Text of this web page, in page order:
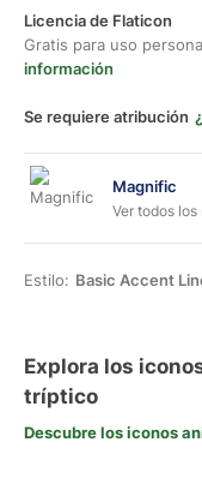
Licencia de Flaticon
Gratis para uso
información
Se requiere atribución
Magnific
Ver todos
Estilo: Basic Accent
Explora los
tríptico
Descubre los iconos